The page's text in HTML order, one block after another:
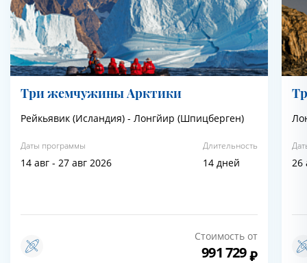
Три жемчужины Арктики
Рейкьявик (Исландия) - Лонгйир (Шпицберген)
Даты программы
14 авг - 27 авг 2026
Длительность
14 дней
Стоимость от
991 729
26